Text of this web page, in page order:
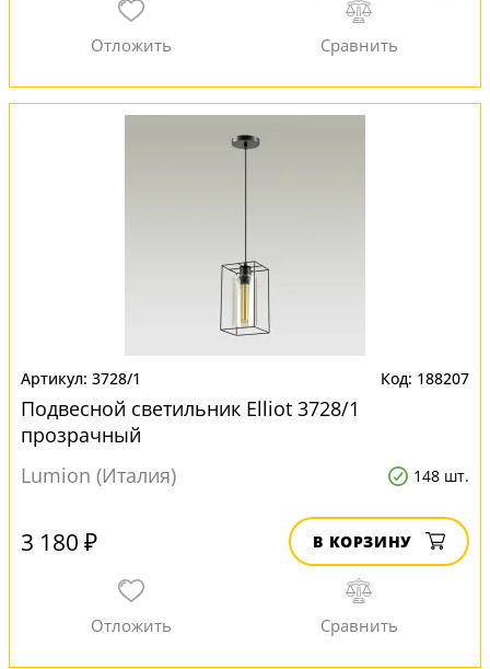
3728/1 188207
Подвесной светильник Elliot 3728/1
прозрачный
Lumion (Италия)
148 шт.
3 180 ₽ В КОРЗИНУ